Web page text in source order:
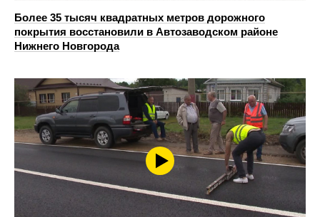
Более 35 тысяч квадратных метров дорожного
покрытия восстановили в Автозаводском районе
Нижнего Новгорода